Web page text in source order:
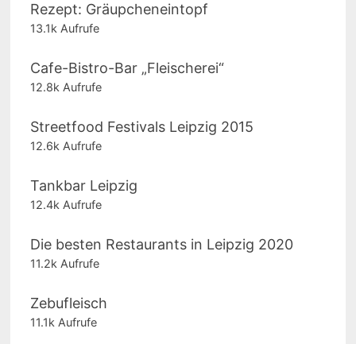
Rezept: Gräupcheneintopf
13.1k Aufrufe
Cafe-Bistro-Bar „Fleischerei“
12.8k Aufrufe
Streetfood Festivals Leipzig 2015
12.6k Aufrufe
Tankbar Leipzig
12.4k Aufrufe
Die besten Restaurants in Leipzig 2020
11.2k Aufrufe
Zebufleisch
11.1k Aufrufe